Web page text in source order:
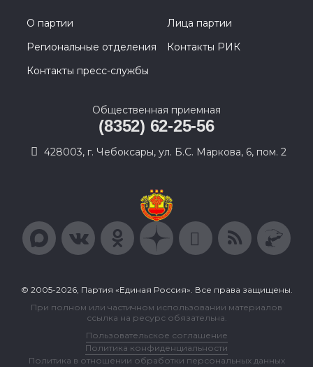
О партии
Лица партии
Региональные отделения
Контакты РИК
Контакты пресс-службы
Общественная приемная
(8352) 62-25-56
428003, г. Чебоксары, ул. Б.С. Маркова, 6, пом. 2
© 2005-2026, Партия «Единая Россия». Все права защищены.
При полном или частичном использовании материалов
ссылка на ресурс обязательна.
Пользовательское соглашение
Политика конфиденциальности
Политика в отношении обработки персональных данных